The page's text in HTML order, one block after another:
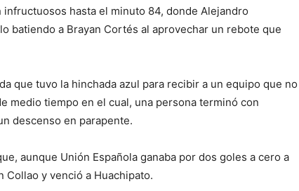
hasta el minuto 84, donde Alejandro
batiendo a Brayan Cortés al aprovechar un rebote que
que tuvo la hinchada azul para recibir a un equipo que no
medio tiempo en el cual, una persona terminó con
descenso en parapente.
aunque Unión Española ganaba por dos goles a cero a
Collao y venció a Huachipato.